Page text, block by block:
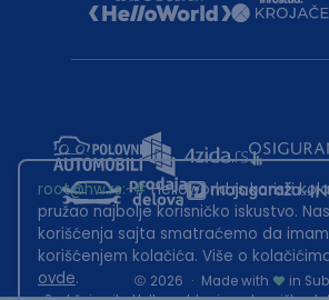
2026 · Made with
in
root@hw.rs:~#Helloworld.rs koristi
pružao najbolje korisničko iskustvo.
korišćenja sajta smatraćemo da
korišćenjem kolačića. Više o
ovde.